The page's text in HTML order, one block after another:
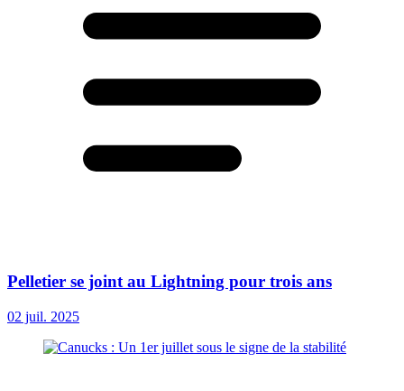
Pelletier se joint au Lightning pour trois ans
02 juil. 2025